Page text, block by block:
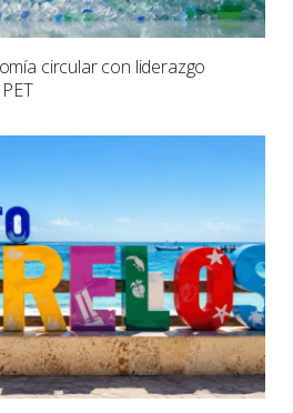
circular con liderazgo